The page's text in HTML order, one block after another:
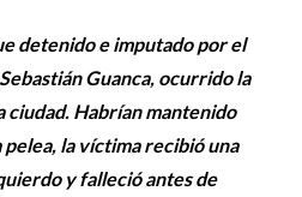
detenido e imputado por el
Guanca, ocurrido la
ciudad. Habrían mantenido
la víctima recibió una
y falleció antes de